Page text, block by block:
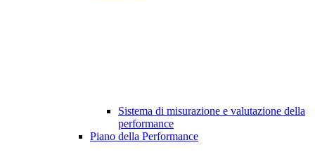
Sistema di misurazione e valutazione della
performance
Piano della Performance